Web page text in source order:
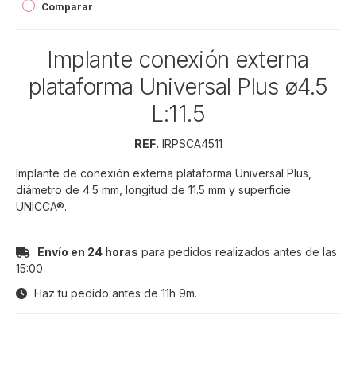
Comparar
Implante conexión externa
plataforma Universal Plus ø4.5
L:11.5
REF. IRPSCA4511
Implante de conexión externa plataforma Universal Plus,
diámetro de 4.5 mm, longitud de 11.5 mm y superficie
UNICCA®.
Envío en 24 horas para pedidos realizados antes de las
15:00
Haz tu pedido antes de 11h 9m.